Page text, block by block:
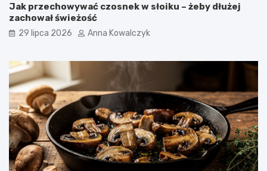
Jak przechowywać czosnek w słoiku – żeby dłużej
zachował świeżość
29 lipca 2026 Anna Kowalczyk